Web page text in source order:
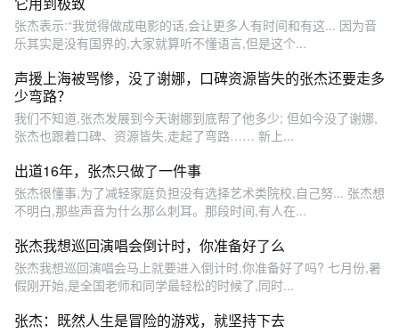
张杰表示:“我觉得做成电影的话,会让更多人有时间和有这... 因为音
乐其实是没有国界的,大家就算听不懂语言,但是这个...
声援上海被骂惨，没了谢娜，口碑资源皆失的张杰还要走多
少弯路？
我们不知道,张杰发展到今天谢娜到底帮了他多少; 但如今没了谢娜,
张杰也跟着口碑、资源皆失,走起了弯路…… 新上...
出道16年，张杰只做了一件事
张杰很懂事,为了减轻家庭负担没有选择艺术类院校,自己努... 张杰想
不明白,那些声音为什么那么刺耳。那段时间,有人在...
张杰我想巡回演唱会倒计时，你准备好了么
张杰我想巡回演唱会马上就要进入倒计时,你准备好了吗? 七月份,暑
假刚开始,是全国老师和同学最轻松的时候了,同时...
张杰：既然人生是冒险的游戏，就坚持下去